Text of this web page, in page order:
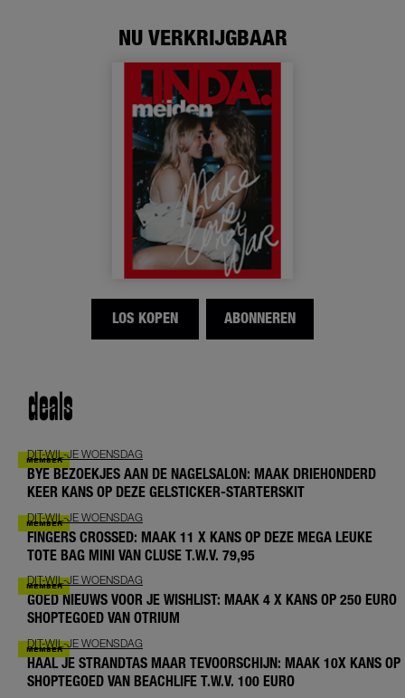
NU VERKRIJGBAAR
LOS KOPEN ABONNEREN
deals
DIT-WIL-JE WOENSDAG
BYE BEZOEKJES AAN DE NAGELSALON: MAAK DRIEHONDERD
KEER KANS OP DEZE GELSTICKER-STARTERSKIT
DIT-WIL-JE WOENSDAG
FINGERS CROSSED: MAAK 11 X KANS OP DEZE MEGA LEUKE
TOTE BAG MINI VAN CLUSE T.W.V. 79,95
DIT-WIL-JE WOENSDAG
GOED NIEUWS VOOR JE WISHLIST: MAAK 4 X KANS OP 250 EURO
SHOPTEGOED VAN OTRIUM
DIT-WIL-JE WOENSDAG
HAAL JE STRANDTAS MAAR TEVOORSCHIJN: MAAK 10X KANS OP
SHOPTEGOED VAN BEACHLIFE T.W.V. 100 EURO